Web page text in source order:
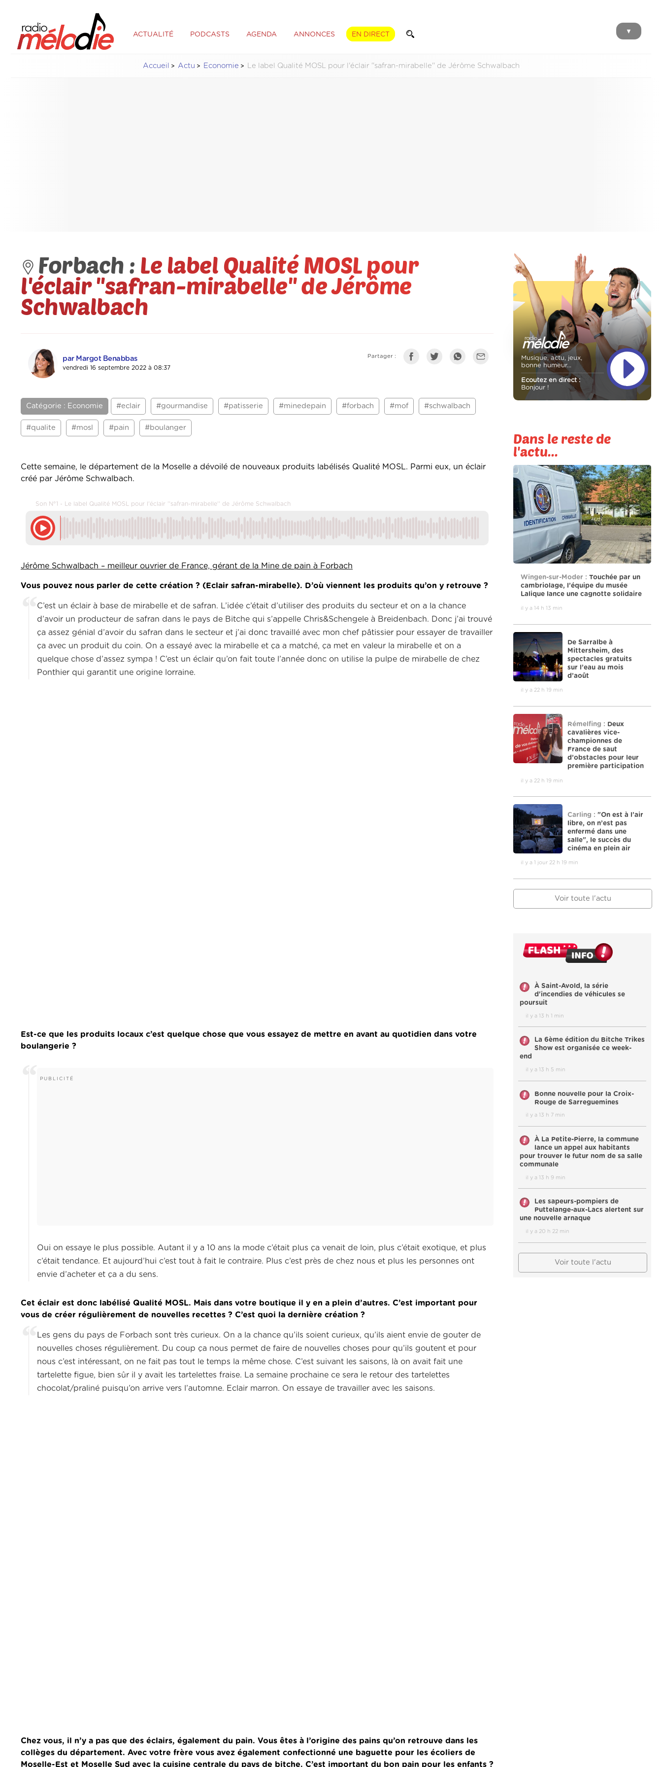
ACTUALITÉ PODCASTS AGENDA ANNONCES EN DIRECT ▼
Accueil Actu Economie Le label Qualité MOSL pour l'éclair ''safran-mirabelle'' de Jérôme Schwalbach
Forbach : Le label Qualité MOSL pour
l'éclair ''safran-mirabelle'' de Jérôme
Schwalbach
par Margot Benabbas
vendredi 16 septembre 2022 à 08:37
Partager :
Catégorie : Economie #eclair #gourmandise #patisserie #minedepain #forbach #mof #schwalbach
#qualite #mosl #pain #boulanger
Cette semaine, le département de la Moselle a dévoilé de nouveaux produits labélisés Qualité MOSL. Parmi eux, un éclair
créé par Jérôme Schwalbach.
Son N°1 - Le label Qualité MOSL pour l'éclair ''safran-mirabelle'' de Jérôme Schwalbach
Jérôme Schwalbach – meilleur ouvrier de France, gérant de la Mine de pain à Forbach
Vous pouvez nous parler de cette création ? (Eclair safran-mirabelle). D’où viennent les produits qu’on y retrouve ?
C’est un éclair à base de mirabelle et de safran. L’idée c’était d’utiliser des produits du secteur et on a la chance
d’avoir un producteur de safran dans le pays de Bitche qui s’appelle Chris&Schengele à Breidenbach. Donc j’ai trouvé
ça assez génial d’avoir du safran dans le secteur et j’ai donc travaillé avec mon chef pâtissier pour essayer de travailler
ça avec un produit du coin. On a essayé avec la mirabelle et ça a matché, ça met en valeur la mirabelle et on a
quelque chose d’assez sympa ! C’est un éclair qu’on fait toute l’année donc on utilise la pulpe de mirabelle de chez
Ponthier qui garantit une origine lorraine.
Est-ce que les produits locaux c’est quelque chose que vous essayez de mettre en avant au quotidien dans votre
boulangerie ?
Oui on essaye le plus possible. Autant il y a 10 ans la mode c’était plus ça venait de loin, plus c’était exotique, et plus
c’était tendance. Et aujourd’hui c’est tout à fait le contraire. Plus c’est près de chez nous et plus les personnes ont
envie d’acheter et ça a du sens.
Cet éclair est donc labélisé Qualité MOSL. Mais dans votre boutique il y en a plein d’autres. C’est important pour
vous de créer régulièrement de nouvelles recettes ? C’est quoi la dernière création ?
Les gens du pays de Forbach sont très curieux. On a la chance qu’ils soient curieux, qu’ils aient envie de gouter de
nouvelles choses régulièrement. Du coup ça nous permet de faire de nouvelles choses pour qu’ils goutent et pour
nous c’est intéressant, on ne fait pas tout le temps la même chose. C’est suivant les saisons, là on avait fait une
tartelette figue, bien sûr il y avait les tartelettes fraise. La semaine prochaine ce sera le retour des tartelettes
chocolat/praliné puisqu’on arrive vers l’automne. Eclair marron. On essaye de travailler avec les saisons.
Chez vous, il n’y a pas que des éclairs, également du pain. Vous êtes à l’origine des pains qu’on retrouve dans les
collèges du département. Avec votre frère vous avez également confectionné une baguette pour les écoliers de
Moselle-Est et Moselle Sud avec la cuisine centrale du pays de bitche. C’est important du bon pain pour les enfants ?
Musique, actu, jeux,
bonne humeur...
Ecoutez en direct :
Bonjour !
Dans le reste de
l'actu...
Wingen-sur-Moder : Touchée par un
cambriolage, l’équipe du musée
Lalique lance une cagnotte solidaire
il y a 14 h 13 min
De Sarralbe à
Mittersheim, des
spectacles gratuits
sur l’eau au mois
d’août
il y a 22 h 19 min
Rémelfing : Deux
cavalières vice-
championnes de
France de saut
d’obstacles pour leur
première participation
il y a 22 h 19 min
Carling : "On est à l’air
libre, on n’est pas
enfermé dans une
salle", le succès du
cinéma en plein air
il y a 1 jour 22 h 19 min
Voir toute l'actu
À Saint-Avold, la série
d'incendies de véhicules se
poursuit
il y a 13 h 1 min
La 6ème édition du Bitche Trikes
Show est organisée ce week-
end
il y a 13 h 5 min
Bonne nouvelle pour la Croix-
Rouge de Sarreguemines
il y a 13 h 7 min
À La Petite-Pierre, la commune
lance un appel aux habitants
pour trouver le futur nom de sa salle
communale
il y a 13 h 9 min
Les sapeurs-pompiers de
Puttelange-aux-Lacs alertent sur
une nouvelle arnaque
il y a 20 h 22 min
Voir toute l'actu